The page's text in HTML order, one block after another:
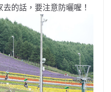
的話，要注意防曬喔！